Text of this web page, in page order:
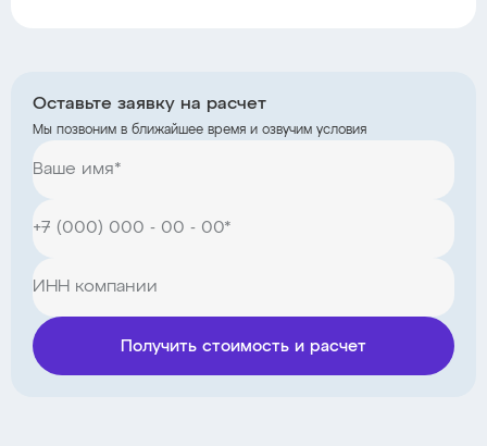
Оставьте заявку на расчет
Мы позвоним в ближайшее время и озвучим условия
Получить стоимость и расчет